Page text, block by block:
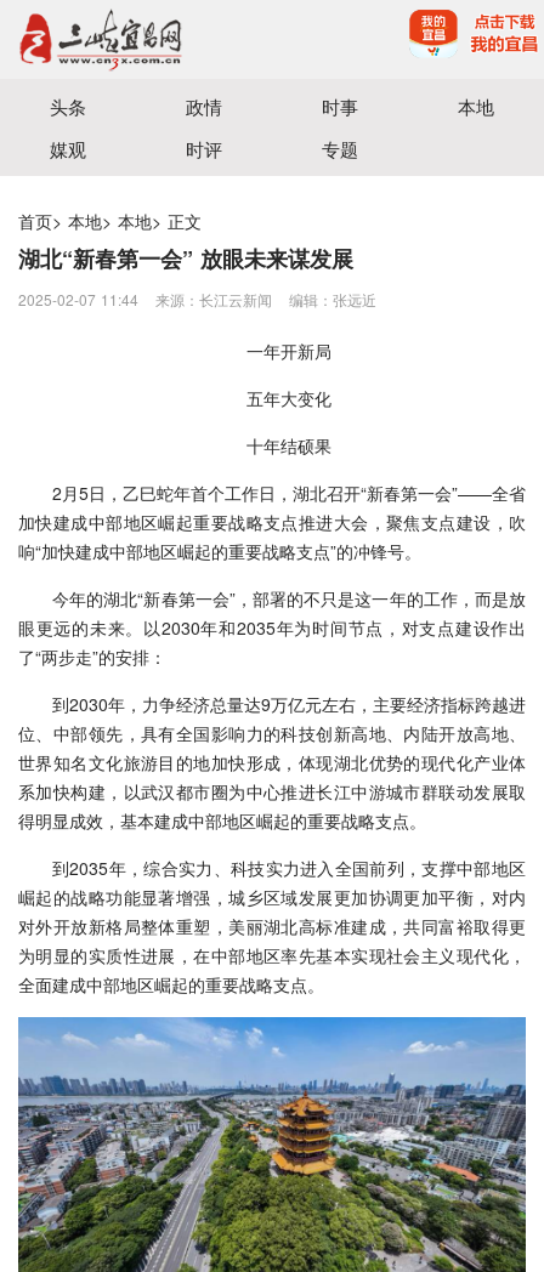
宜昌三峡融媒体中心主办
头条 政情 时事
本地
媒观
时评 专题
首页> 本地> 本地> 正文
湖北“新春第一会” 放眼未来谋发展
2025-02-07 11:44 来源：长江云新闻 编辑：张远近
一年开新局
五年大变化
十年结硕果
2月5日，乙巳蛇年首个工作日，湖北召开“新春第一会”——全省
加快建成中部地区崛起重要战略支点推进大会，聚焦支点建设，吹
响“加快建成中部地区崛起的重要战略支点”的冲锋号。
今年的湖北“新春第一会”，部署的不只是这一年的工作，而是放
眼更远的未来。以2030年和2035年为时间节点，对支点建设作出
了“两步走”的安排：
到2030年，力争经济总量达9万亿元左右，主要经济指标跨越进
位、中部领先，具有全国影响力的科技创新高地、内陆开放高地、
世界知名文化旅游目的地加快形成，体现湖北优势的现代化产业体
系加快构建，以武汉都市圈为中心推进长江中游城市群联动发展取
得明显成效，基本建成中部地区崛起的重要战略支点。
到2035年，综合实力、科技实力进入全国前列，支撑中部地区
崛起的战略功能显著增强，城乡区域发展更加协调更加平衡，对内
对外开放新格局整体重塑，美丽湖北高标准建成，共同富裕取得更
为明显的实质性进展，在中部地区率先基本实现社会主义现代化，
全面建成中部地区崛起的重要战略支点。